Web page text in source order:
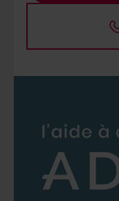
Jeudi